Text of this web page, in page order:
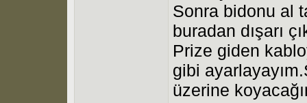
Sonra bidonu al
buradan dışarı
Prize giden
gibi
üzerine